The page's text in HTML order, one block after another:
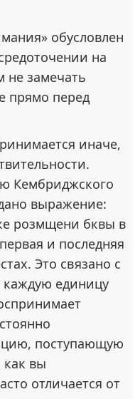
обусловлен
на
замечать
прямо перед
иначе,
Кембриджского
выражение:
розмщени бквы в
и последняя
Это связано с
каждую единицу
поступающую
как вы
отличается от